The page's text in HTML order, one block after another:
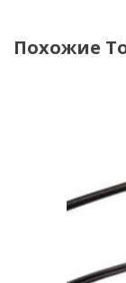
Похожие